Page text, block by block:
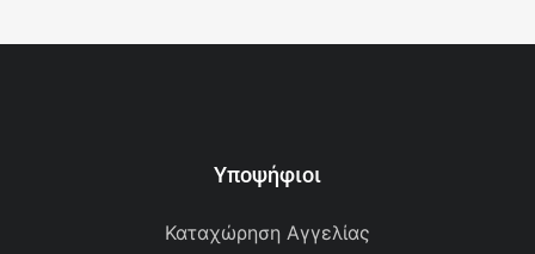
Υποψήφιοι
Καταχώρηση Αγγελίας